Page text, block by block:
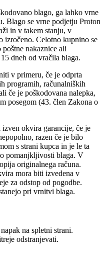
blago, ga lahko vrne
Blago se vrne podjetju Proton
in v takem stanju, v
izročeno. Celotno kupnino se
nakaznice ali
dneh od vračila blaga.
v primeru, če je odprta
programih, računalniških
če je poškodovana nalepka,
posegom (43. člen Zakona o
okvira garancije, če je
razen če je bilo
s strani kupca in je le ta
pomanjkljivosti blaga. V
originalnega računa.
mora biti izvedena v
za odstop od pogodbe.
pri vrnitvi blaga.
na spletni strani.
odstranjevati.